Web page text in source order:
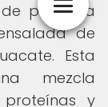
pechuga
de
Esta
mezcla
y